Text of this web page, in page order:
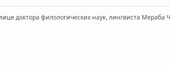
доктора филологических наук, лингвиста Мераба